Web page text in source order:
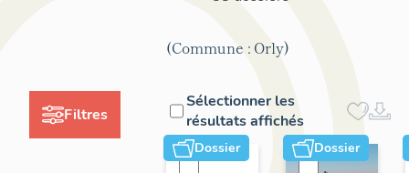
Filtres
(Commune : Orly)
Sélectionner les
résultats affichés
Dossier Dossier